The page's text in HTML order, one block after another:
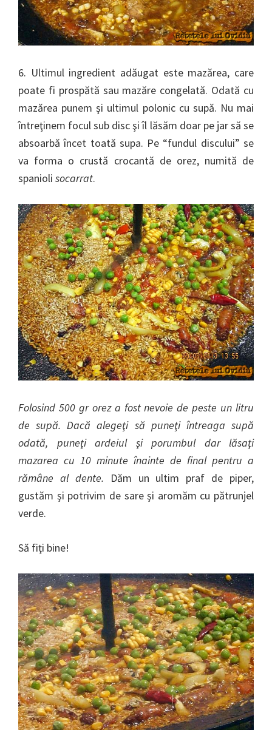
6. Ultimul ingredient adăugat este mazărea, care
poate fi prospătă sau mazăre congelată. Odată cu
mazărea punem şi ultimul polonic cu supă. Nu mai
întreţinem focul sub disc şi îl lăsăm doar pe jar să se
absoarbă încet toată supa. Pe “fundul discului” se
va forma o crustă crocantă de orez, numită de
spanioli socarrat.
Folosind 500 gr orez a fost nevoie de peste un litru
de supă. Dacă alegeţi să puneţi întreaga supă
odată, puneţi ardeiul şi porumbul dar lăsaţi
mazarea cu 10 minute înainte de final pentru a
rămâne al dente.
Dăm un ultim praf de piper,
gustăm şi potrivim de sare şi aromăm cu pătrunjel
verde.
Să fiţi bine!